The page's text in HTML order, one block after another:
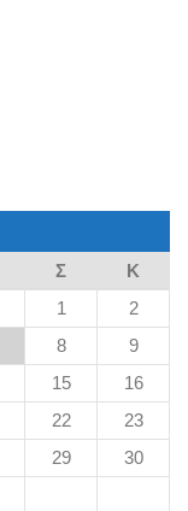
Σ
Κ
1
2
8
9
15
16
22
23
29
30